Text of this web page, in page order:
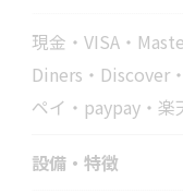
現金・VISA・
Diners・Discover
ペイ・paypay・楽
設備・特徴